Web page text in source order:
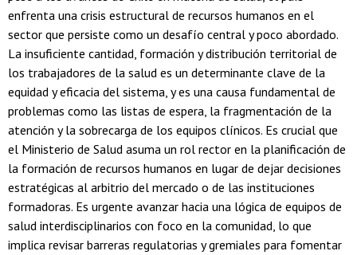
enfrenta una crisis estructural de recursos humanos en el
sector que persiste como un desafío central y poco abordado.
La insuficiente cantidad, formación y distribución territorial de
los trabajadores de la salud es un determinante clave de la
equidad y eficacia del sistema, y es una causa fundamental de
problemas como las listas de espera, la fragmentación de la
atención y la sobrecarga de los equipos clínicos. Es crucial que
el Ministerio de Salud asuma un rol rector en la planificación de
la formación de recursos humanos en lugar de dejar decisiones
estratégicas al arbitrio del mercado o de las instituciones
formadoras. Es urgente avanzar hacia una lógica de equipos de
salud interdisciplinarios con foco en la comunidad, lo que
implica revisar barreras regulatorias y gremiales para fomentar